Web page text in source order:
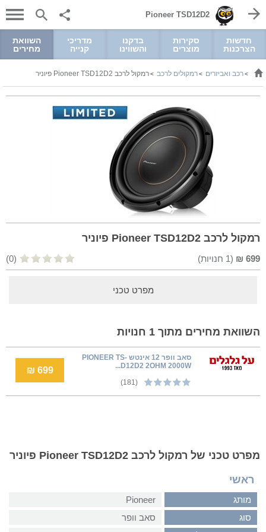
Pioneer TSD12D2
חדשות
הצרכנות
סקירות
מוצרים
בדקנו
והשווינו
מדריכי
קנייה
השוואת
מחירים
>רכב ואביזרים >רמקולים לרכב >רמקול לרכב Pioneer TSD12D2 פיוניר
רמקול לרכב Pioneer TSD12D2 פיוניר
699
₪
(
1 חנויות) (0)
מפרט טכני
השוואת מחירים מתוך 1 חנויות
סאב וופר 12 אינטש PIONEER TS-
D12D2 2OHM 2000W...
(181)
699 ₪
מפרט טכני של רמקול לרכב Pioneer TSD12D2 פיוניר
ראשי
מותג
Pioneer
סוג
סאב וופר